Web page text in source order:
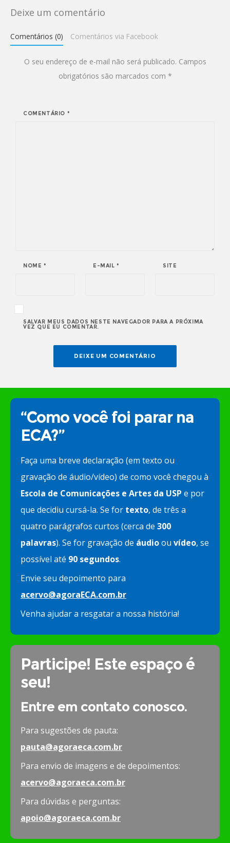
Deixe um comentário
Comentários (0) Comentários via Facebook
O seu endereço de e-mail não será publicado. Campos
obrigatórios são marcados com *
COMENTÁRIO *
NOME * E-MAIL* SITE
SALVAR MEUS DADOS NESTE NAVEGADOR PARA A PRÓXIMA
VEZ QUE EU COMENTAR.
“Como você foi parar na
ECA?”
Faça uma breve declaração (em texto ou
gravação de áudio/vídeo) de como você chegou à
Escola de Comunicações e Artes da USP e por
que decidiu cursá-la. Se for texto, de três a
quatro parágrafos curtos (cerca de 300
palavras). Se for gravação de áudioou vídeo, se
possível até 90 segundos.
Envie seu depoimento para
acervo@agoraECA.com.br
Venha ajudar a resgatar a nossa história!
Participe! Este espaço é
seu!
Entre em contato conosco.
Para sugestões de pauta:
pauta@agoraeca.com.br
Para envio de imagens e de depoimentos:
acervo@agoraeca.com.br
Para dúvidas e perguntas:
apoio@agoraeca.com.br